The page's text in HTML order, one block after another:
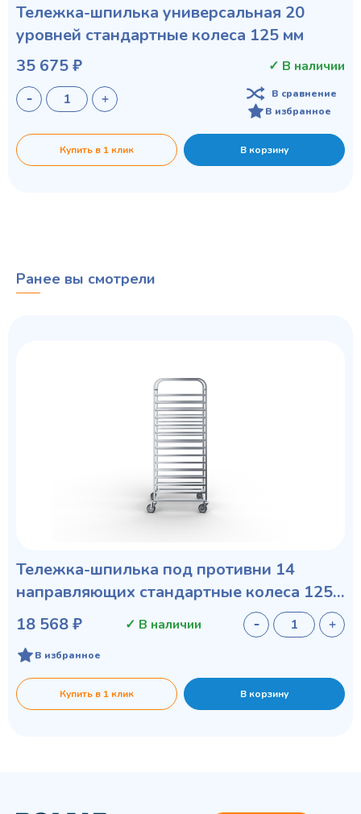
Тележка-шпилька универсальная 20
уровней стандартные колеса 125 мм
35 675 ₽
✓ В наличии
В сравнение
В избранное
Купить в 1 клик В корзину
Ранее вы смотрели
Тележка-шпилька под противни 14
направляющих стандартные колеса 125
мм
18 568 ₽ ✓ В наличии
В избранное
Купить в 1 клик В корзину